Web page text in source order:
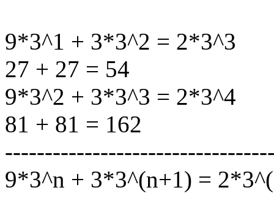
9*3^1 + 3*3^2 = 2*3^3
27 + 27 = 54
9*3^2 + 3*3^3 = 2*3^4
81 + 81 = 162
9*3^n + 3*3^(n+1) =